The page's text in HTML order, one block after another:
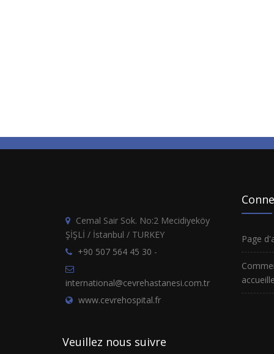
Cemal Sair Sok. No:2 Mecidiyeköy
ŞİŞLİ / İstanbul / TURKEY
+90 507 564 45 30 -
international@cevrehastanesi.com.tr
www.cevrehospital.fr
Veuillez nous suivre
Page